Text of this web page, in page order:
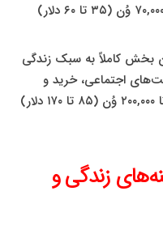
می‌تواند ماهیانه بین ۴۰,۰۰۰ تا ۷۰,۰۰۰ وُن (۳۵ تا ۶۰ دلار)
بخش کاملاً به سبک زندگی
اجتماعی، خرید و
تفریحات، مبلغی حدود ۱۰۰,۰۰۰ تا ۲۰۰,۰۰۰ وُن (۸۵ تا ۱۷۰ دلار)
زندگی و